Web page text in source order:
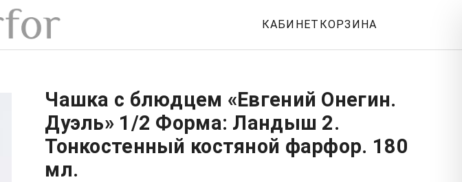
КАБИНЕТ КОРЗИНА
Чашка с блюдцем «Евгений Онегин.
Дуэль» 1/2 Форма: Ландыш 2.
Тонкостенный костяной фарфор. 180
мл.